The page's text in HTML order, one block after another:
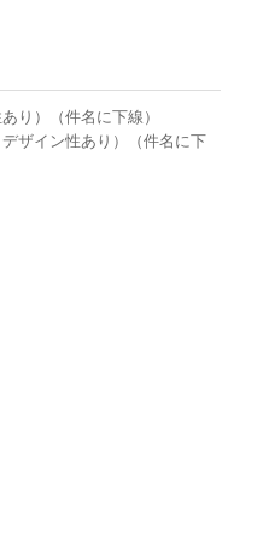
り）（件名に下線）
ザイン性あり）（件名に下